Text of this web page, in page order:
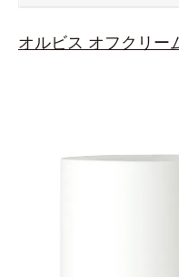
オルビス オフクリー